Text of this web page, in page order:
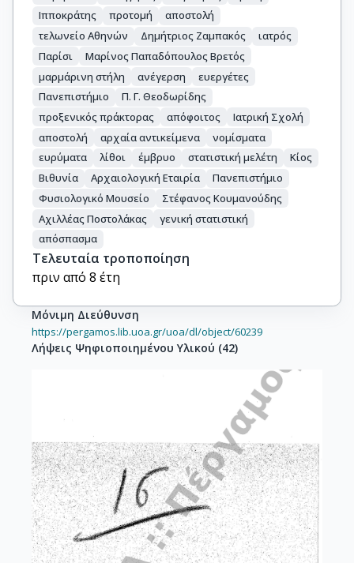
Ιπποκράτης
προτομή
αποστολή
τελωνείο Αθηνών
Δημήτριος Ζαμπακός
ιατρός
Παρίσι
Μαρίνος Παπαδόπουλος Βρετός
μαρμάρινη στήλη
ανέγερση
ευεργέτες
Πανεπιστήμιο
Π. Γ. Θεοδωρίδης
προξενικός πράκτορας
απόφοιτος
Ιατρική Σχολή
αποστολή
αρχαία αντικείμενα
νομίσματα
ευρύματα
λίθοι έμβρυο στατιστική μελέτη
Κίος
Βιθυνία
Αρχαιολογική Εταιρία
Πανεπιστήμιο
Φυσιολογικό Μουσείο
Στέφανος Κουμανούδης
Αχιλλέας Ποστολάκας
γενική στατιστική
απόσπασμα
Τελευταία τροποποίηση
πριν από 8 έτη
Μόνιμη Διεύθυνση
https://pergamos.lib.uoa.gr/uoa/dl/object/60239
Λήψεις Ψηφιοποιημένου Υλικού (42)